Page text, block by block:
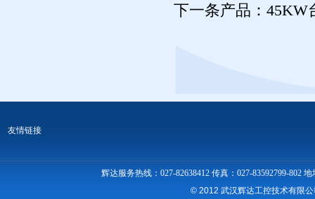
下一条产品： 45KW
友情链接
辉达服务热线：027-82638412 传真：027-83592799-
© 2012 武汉辉达工控技术有限